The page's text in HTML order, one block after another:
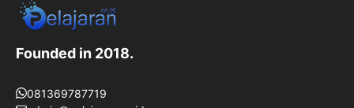
Founded in 2018.
081369787719